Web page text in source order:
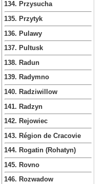
134. Przysucha
135. Przytyk
136. Pulawy
137. Pultusk
138. Radun
139. Radymno
140. Radziwillow
141. Radzyn
142. Rejowiec
143. Région de Cracovie
144. Rogatin (Rohatyn)
145. Rovno
146. Rozwadow